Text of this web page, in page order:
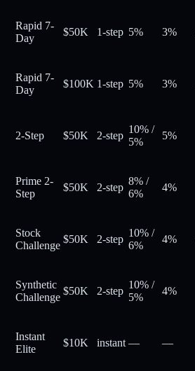
Rapid 7-
Day
$50K 1-step 5% 3%
Rapid 7-
Day
$100K 1-step 5% 3%
2-Step $50K 2-step
10% /
5%
5%
Prime 2-
Step
$50K 2-step
8% /
6%
4%
Stock
Challenge
$50K 2-step
10% /
6%
4%
Synthetic
Challenge
$50K 2-step
10% /
5%
4%
Instant
Elite
$10K instant — —